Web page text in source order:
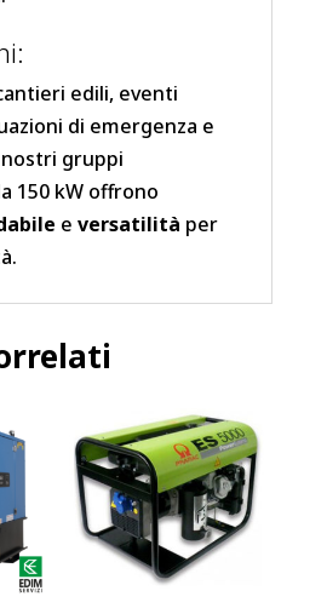
edili, eventi
di emergenza e
gruppi
150 kW offrono
e versatilità per